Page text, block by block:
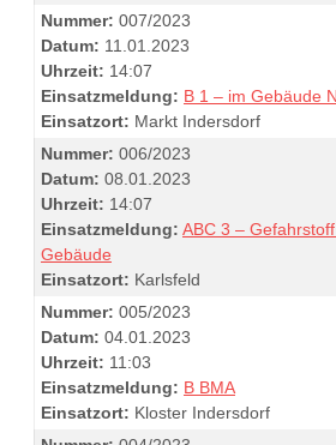
Nummer: 007/2023
Datum: 11.01.2023
Uhrzeit: 14:07
Einsatzmeldung: B 1 – im Gebäude
Einsatzort: Markt Indersdorf
Nummer: 006/2023
Datum: 08.01.2023
Uhrzeit: 14:07
Einsatzmeldung: ABC 3 –
Gebäude
Einsatzort: Karlsfeld
Nummer: 005/2023
Datum: 04.01.2023
Uhrzeit: 11:03
Einsatzmeldung: B BMA
Einsatzort: Kloster Indersdorf